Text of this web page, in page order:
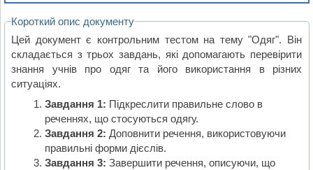
Короткий опис документу
Цей документ є контрольним тестом на тему "Одяг". Він
складається з трьох завдань, які допомагають перевірити
знання учнів про одяг та його використання в різних
ситуаціях.
Завдання 1: Підкреслити правильне слово в
реченнях, що стосуються одягу.
Завдання 2: Доповнити речення, використовуючи
правильні форми дієслів.
Завдання 3: Завершити речення, описуючи, що